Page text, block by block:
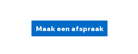
Maak een afspraak